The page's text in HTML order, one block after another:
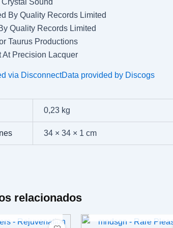
Crystal Sound
By Quality Records Limited
Quality Records Limited
Taurus Productions
At Precision Lacquer
via DisconnectData provided by Discogs
0,23 kg
34 × 34 × 1 cm
relacionados